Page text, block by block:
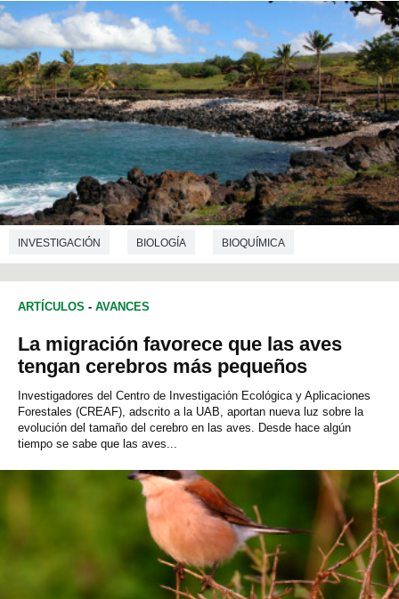
INVESTIGACIÓN BIOLOGÍA BIOQUÍMICA
ECOLOGÍA
ARTÍCULOS - AVANCES
La migración favorece que las aves
tengan cerebros más pequeños
Investigadores del Centro de Investigación Ecológica y Aplicaciones
Forestales (CREAF), adscrito a la UAB, aportan nueva luz sobre la
evolución del tamaño del cerebro en las aves. Desde hace algún
tiempo se sabe que las aves...